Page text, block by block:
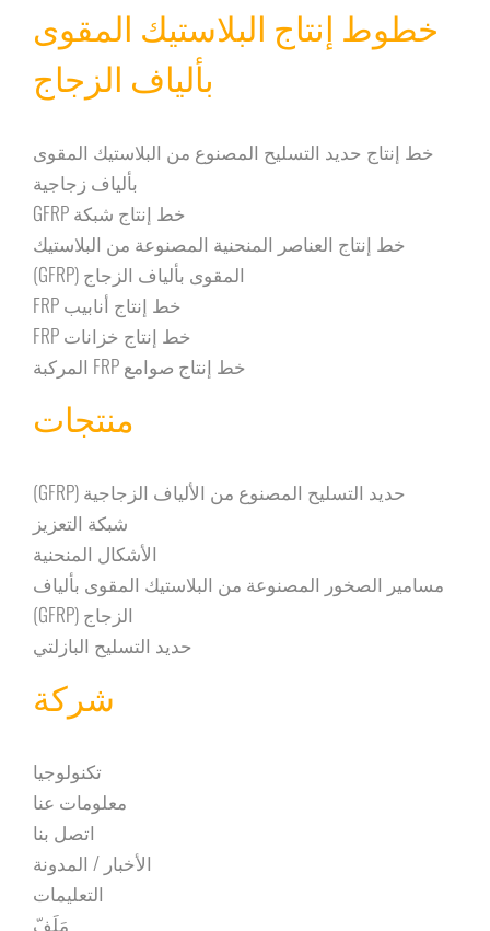
خطوط إنتاج البلاستيك المقوى
بألياف الزجاج
خط إنتاج حديد التسليح المصنوع من البلاستيك المقوى
بألياف زجاجية
خط إنتاج شبكة GFRP
خط إنتاج العناصر المنحنية المصنوعة من البلاستيك
المقوى بألياف الزجاج (GFRP)
خط إنتاج أنابيب FRP
خط إنتاج خزانات FRP
خط إنتاج صوامع FRP المركبة
منتجات
حديد التسليح المصنوع من الألياف الزجاجية (GFRP)
شبكة التعزيز
الأشكال المنحنية
مسامير الصخور المصنوعة من البلاستيك المقوى بألياف
الزجاج (GFRP)
حديد التسليح البازلتي
شركة
تكنولوجيا
معلومات عنا
اتصل بنا
الأخبار / المدونة
التعليمات
مَلَفّ